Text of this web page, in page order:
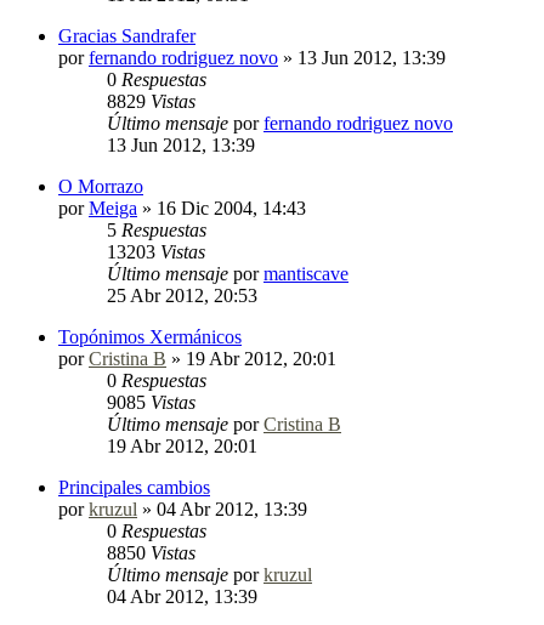
Gracias Sandrafer
porfernando rodriguez novo » 13 Jun 2012, 13:39
0 Respuestas
8829 Vistas
Último mensaje porfernando rodriguez novo
13 Jun 2012, 13:39
O Morrazo
porMeiga » 16 Dic 2004, 14:43
5 Respuestas
13203 Vistas
Último mensaje pormantiscave
25 Abr 2012, 20:53
Topónimos Xermánicos
porCristina B » 19 Abr 2012, 20:01
0 Respuestas
9085 Vistas
Último mensaje porCristina B
19 Abr 2012, 20:01
Principales cambios
porkruzul » 04 Abr 2012, 13:39
0 Respuestas
8850 Vistas
Último mensaje porkruzul
04 Abr 2012, 13:39